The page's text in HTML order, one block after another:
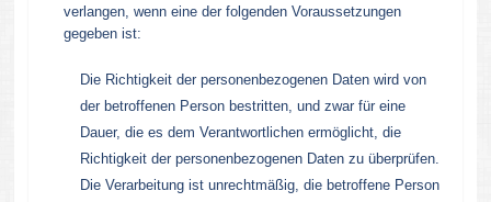
verlangen, wenn eine der folgenden Voraussetzungen
gegeben ist:
Die Richtigkeit der personenbezogenen Daten wird von
der betroffenen Person bestritten, und zwar für eine
Dauer, die es dem Verantwortlichen ermöglicht, die
Richtigkeit der personenbezogenen Daten zu überprüfen.
Die Verarbeitung ist unrechtmäßig, die betroffene Person